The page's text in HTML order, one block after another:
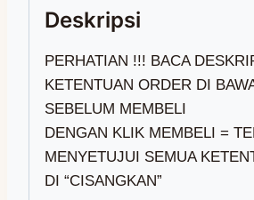
PERHATIAN !!! BACA
KETENTUAN ORDER DI
SEBELUM MEMBELI
DENGAN KLIK MEMBELI =
MENYETUJUI SEMUA
DI “CISANGKAN”